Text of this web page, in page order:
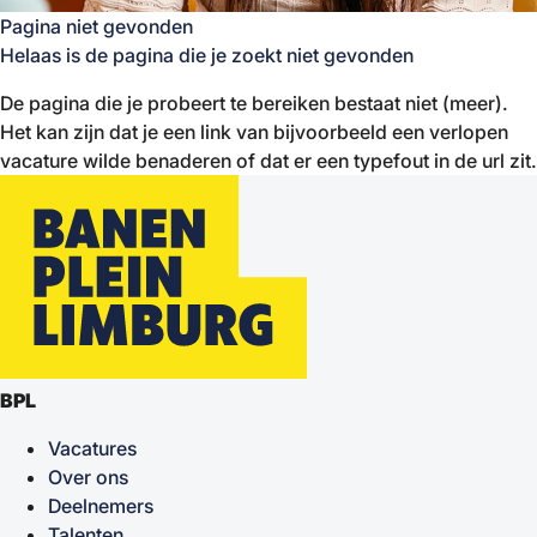
Pagina niet gevonden
Helaas is de pagina die je zoekt niet gevonden
De pagina die je probeert te bereiken bestaat niet (meer).
Het kan zijn dat je een link van bijvoorbeeld een verlopen
vacature wilde benaderen of dat er een typefout in de url zit.
BPL
Vacatures
Over ons
Deelnemers